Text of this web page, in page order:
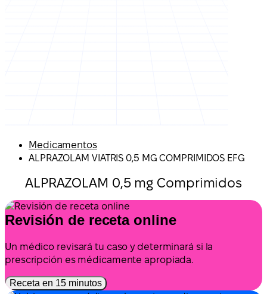
Medicamentos
ALPRAZOLAM VIATRIS 0,5 MG COMPRIMIDOS EFG
ALPRAZOLAM 0,5 mg Comprimidos
Revisión de receta online
Un médico revisará tu caso y determinará si la
prescripción es médicamente apropiada.
Receta en 15 minutos